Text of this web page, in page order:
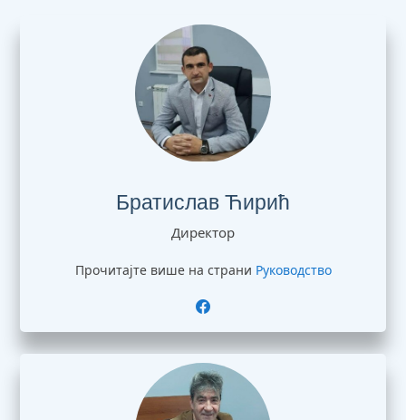
Братислав Ћирић
Директор
Прочитајте више на страни Руководство